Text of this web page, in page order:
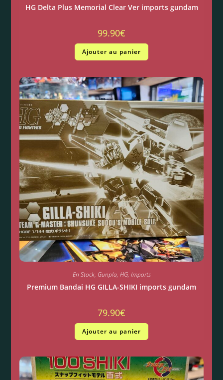
HG Delta Plus Memorial Clear Ver imports gundam
99.90€
Ajouter au panier
En Stock, Gunpla, HG, Imports
Premium Bandai HG GILLA-SHIKI imports gundam
79.90€
Ajouter au panier